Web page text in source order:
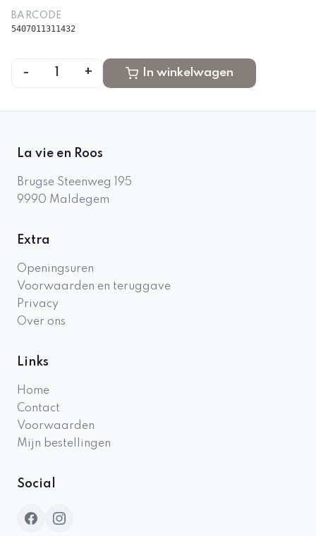
BARCODE
5407011311432
- + In winkelwagen
La vie en Roos
Brugse Steenweg 195
9990 Maldegem
Extra
Openingsuren
Voorwaarden en teruggave
Privacy
Over ons
Links
Home
Contact
Voorwaarden
Mijn bestellingen
Social